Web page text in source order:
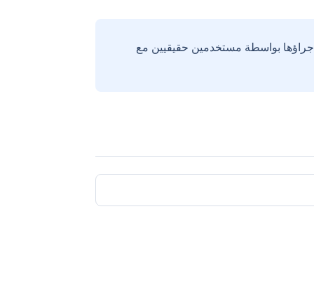
بواسطة مستخدمين حقيقيين مع